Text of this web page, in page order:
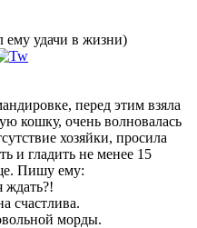
ему удачи в жизни)
перед этим взяла
кошку, очень волновалась
хозяйки, просила
и гладить не менее 15
Пишу ему:
ждать?!
счастлива.
морды.